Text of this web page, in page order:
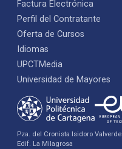
Factura Electrónica
Perfil del Contratante
Oferta de Cursos
Idiomas
UPCTMedia
Universidad de Mayores
Pza. del Cronista Isidoro Valverde
Edif. La Milagrosa